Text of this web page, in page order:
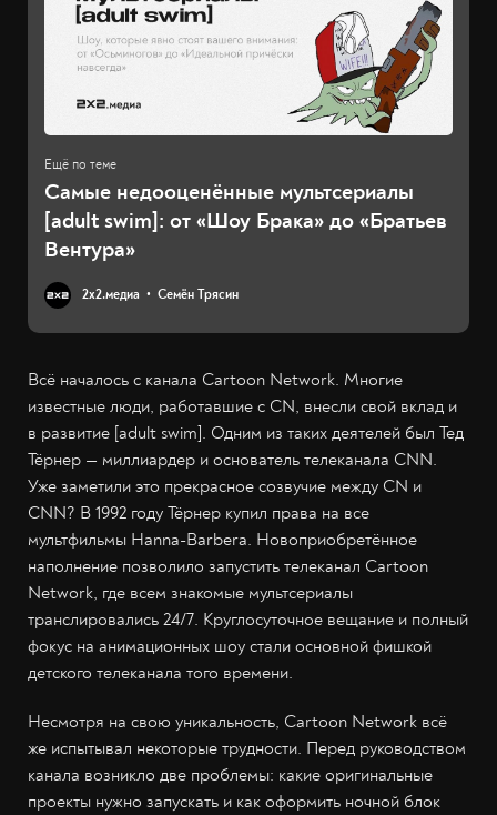
Самые недооценённые мультсериалы
[adult swim]: от «Шоу Брака» до «Братьев
Вентура»
2х2.медиа Семён Трясин
Всё началось с канала Cartoon Network. Многие
известные люди, работавшие c CN, внесли свой вклад и
в развитие [adult swim]. Одним из таких деятелей был Тед
Тёрнер — миллиардер и основатель телеканала CNN.
Уже заметили это прекрасное созвучие между CN и
CNN? В 1992 году Тёрнер купил права на все
мультфильмы Hanna-Barbera. Новоприобретённое
наполнение позволило запустить телеканал Cartoon
Network, где всем знакомые мультсериалы
транслировались 24/7. Круглосуточное вещание и полный
фокус на анимационных шоу стали основной фишкой
детского телеканала того времени.
Несмотря на свою уникальность, Cartoon Network всё
же испытывал некоторые трудности. Перед руководством
канала возникло две проблемы: какие оригинальные
проекты нужно запускать и как оформить ночной блок